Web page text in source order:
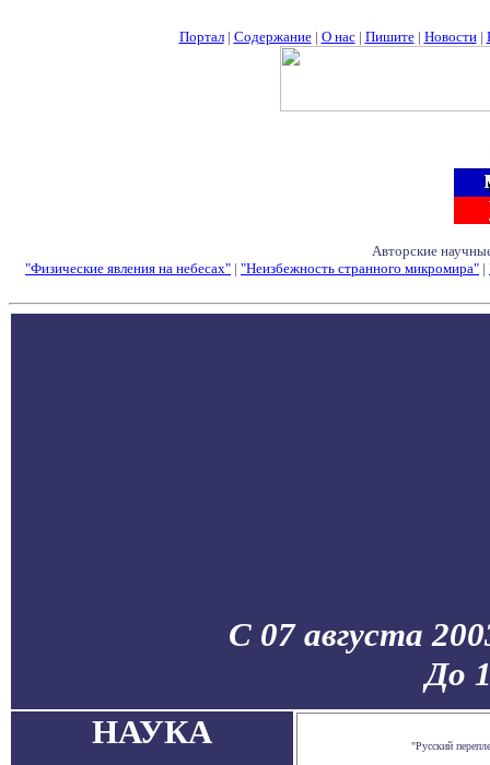
Портал| Содержание| О нас| Пишите| Новости|
Авторские
"Физические явления на небесах" | "Неизбежность странного микромира" |
С 07 августа
До
НАУКА
"Русский